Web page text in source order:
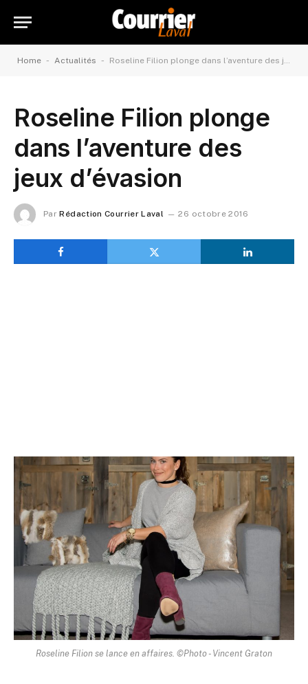
Home - Actualités - Roseline Filion plonge dans l’aventure des jeux d’évasion
Roseline Filion plonge
dans l’aventure des
jeux d’évasion
Par Rédaction Courrier Laval 26 octobre 2016
Roseline Filion se lance en affaires. ©Photo - Vincent Graton